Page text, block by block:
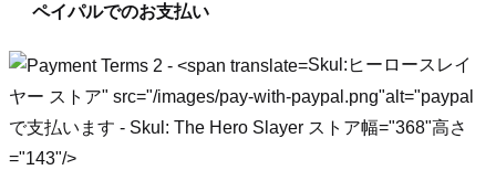
ペイパルでのお支払い
Skul:ヒーロースレイ
ヤー ストア" src="/images/pay-with-paypal.png"alt="paypal
で支払います - Skul: The Hero Slayer ストア幅="368"高さ
="143"/>